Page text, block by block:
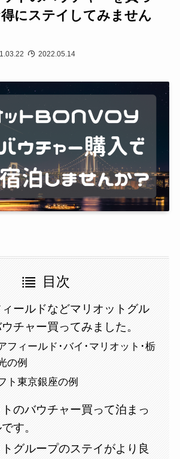
にステイしてみません
2022.05.14
目次
ールドなどマリオットグル
チャー買ってみました。
フィールド･バイ･マリオット･栃
の例
ト東京銀座の例
のバウチャー買って泊まっ
す。
グループのステイがより良